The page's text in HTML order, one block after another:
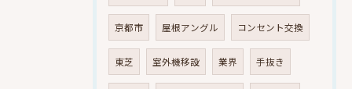
京都市 屋根アングル コンセント交換
東芝 室外機移設 業界 手抜き